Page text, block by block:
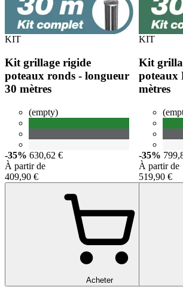
KIT
Kit grillage rigide
poteaux ronds - longueur
30 mètres
(empty)
-35% 630,62 €
À partir de
409,90 €
Acheter
KIT
Kit
poteaux
mètres
-35%
À partir de
519,90 €